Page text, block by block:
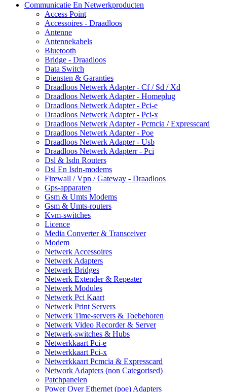
Communicatie En Netwerkproducten
Access Point
Accessoires - Draadloos
Antenne
Antennekabels
Bluetooth
Bridge - Draadloos
Data Switch
Diensten & Garanties
Draadloos Netwerk Adapter - Cf / Sd / Xd
Draadloos Netwerk Adapter - Homeplug
Draadloos Netwerk Adapter - Pci-e
Draadloos Netwerk Adapter - Pci-x
Draadloos Netwerk Adapter - Pcmcia / Expresscard
Draadloos Netwerk Adapter - Poe
Draadloos Netwerk Adapter - Usb
Draadloos Netwerk Adapterr - Pci
Dsl & Isdn Routers
Dsl En Isdn-modems
Firewall / Vpn / Gateway - Draadloos
Gps-apparaten
Gsm & Umts Modems
Gsm & Umts-routers
Kvm-switches
Licence
Media Converter & Transceiver
Modem
Netwerk Accessoires
Netwerk Adapters
Netwerk Bridges
Netwerk Extender & Repeater
Netwerk Modules
Netwerk Pci Kaart
Netwerk Print Servers
Netwerk Time-servers & Toebehoren
Netwerk Video Recorder & Server
Netwerk-switches & Hubs
Netwerkkaart Pci-e
Netwerkkaart Pci-x
Netwerkkaart Pcmcia & Expresscard
Network Adapters (non Categorised)
Patchpanelen
Power Over Ethernet (poe) Adapters